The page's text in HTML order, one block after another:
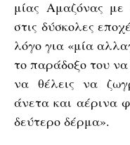
μίας Αμαζόνας με
στις δύσκολες
λόγο για «μία
το παράδοξο του να
να θέλεις να
άνετα και αέρινα
δεύτερο δέρμα».